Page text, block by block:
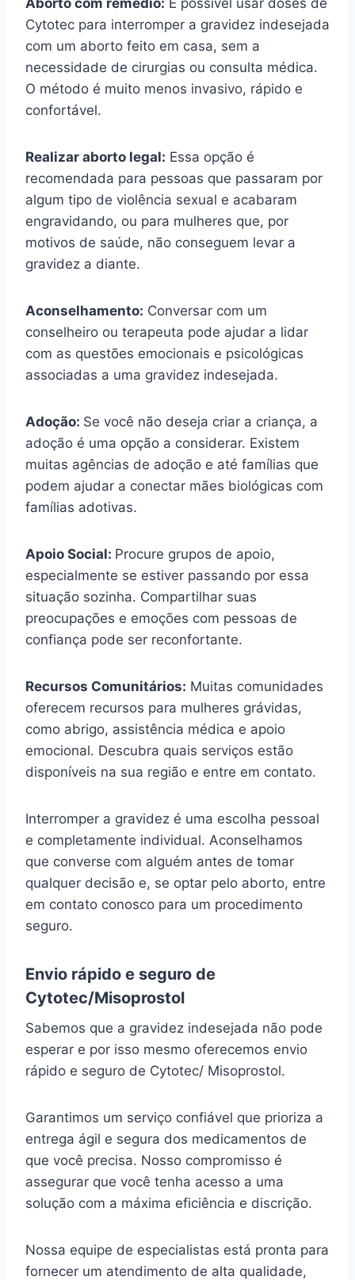
Cytotec para interromper a gravidez indesejada
com um aborto feito em casa, sem a
necessidade de cirurgias ou consulta médica.
O método é muito menos invasivo, rápido e
confortável.
Realizar aborto legal: Essa opção é
recomendada para pessoas que passaram por
algum tipo de violência sexual e acabaram
engravidando, ou para mulheres que, por
motivos de saúde, não conseguem levar a
gravidez a diante.
Aconselhamento: Conversar com um
conselheiro ou terapeuta pode ajudar a lidar
com as questões emocionais e psicológicas
associadas a uma gravidez indesejada.
Adoção: Se você não deseja criar a criança, a
adoção é uma opção a considerar. Existem
muitas agências de adoção e até famílias que
podem ajudar a conectar mães biológicas com
famílias adotivas.
Apoio Social: Procure grupos de apoio,
especialmente se estiver passando por essa
situação sozinha. Compartilhar suas
preocupações e emoções com pessoas de
confiança pode ser reconfortante.
Recursos Comunitários: Muitas comunidades
oferecem recursos para mulheres grávidas,
como abrigo, assistência médica e apoio
emocional. Descubra quais serviços estão
disponíveis na sua região e entre em contato.
Interromper a gravidez é uma escolha pessoal
e completamente individual. Aconselhamos
que converse com alguém antes de tomar
qualquer decisão e, se optar pelo aborto, entre
em contato conosco para um procedimento
seguro.
Envio rápido e seguro de
Cytotec/Misoprostol
Sabemos que a gravidez indesejada não pode
esperar e por isso mesmo oferecemos envio
rápido e seguro de Cytotec/ Misoprostol.
Garantimos um serviço confiável que prioriza a
entrega ágil e segura dos medicamentos de
que você precisa. Nosso compromisso é
assegurar que você tenha acesso a uma
solução com a máxima eficiência e discrição.
Nossa equipe de especialistas está pronta para
fornecer um atendimento de alta qualidade,